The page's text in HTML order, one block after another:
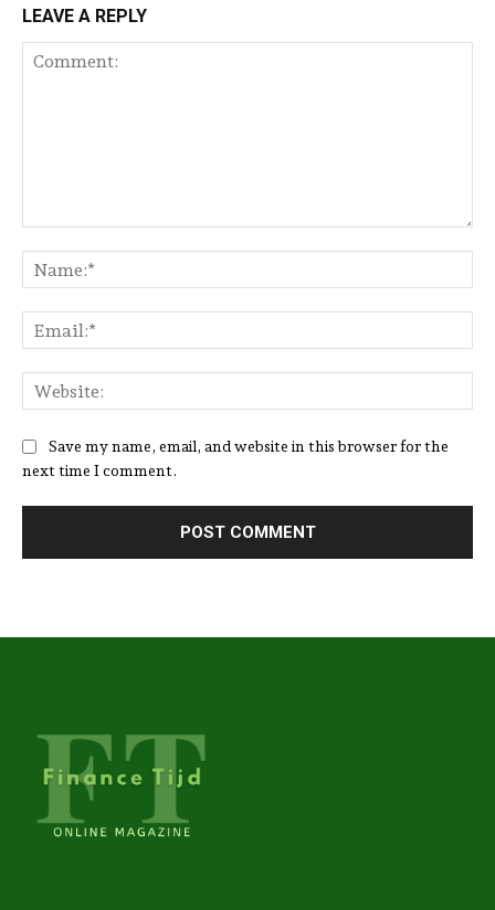
LEAVE A REPLY
Save my name, email, and website in this browser for the
next time I comment.